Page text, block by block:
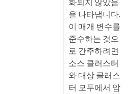
화되지 않았음
을 나타냅니다.
이 매개 변수를
준수하는 것으
로 간주하려면
소스 클러스터
와 대상 클러스
터 모두에서 암